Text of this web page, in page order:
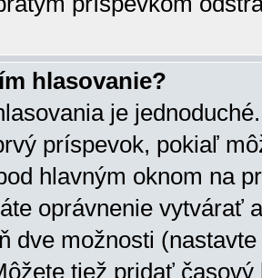
hlasovanie?
je
príspevok, pokiaľ
hlavným oknom na
oprávnenie vytvárať
dve možnosti
tiež pridať